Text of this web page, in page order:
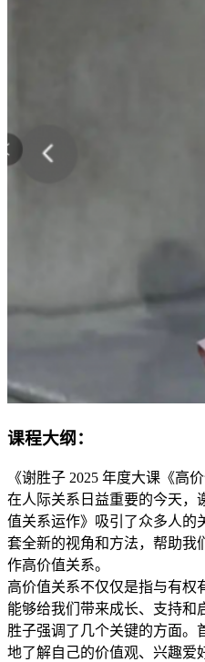
课程大纲：
《谢胜子 2025 年度大课《高
在人际关系日益重要的今天，
值关系运作》吸引了众多人的
套全新的视角和方法，帮助我
作高价值关系。
高价值关系不仅仅是指与有权
能够给我们带来成长、支持和
胜子强调了几个关键的方面。
地了解自己的价值观、兴趣爱